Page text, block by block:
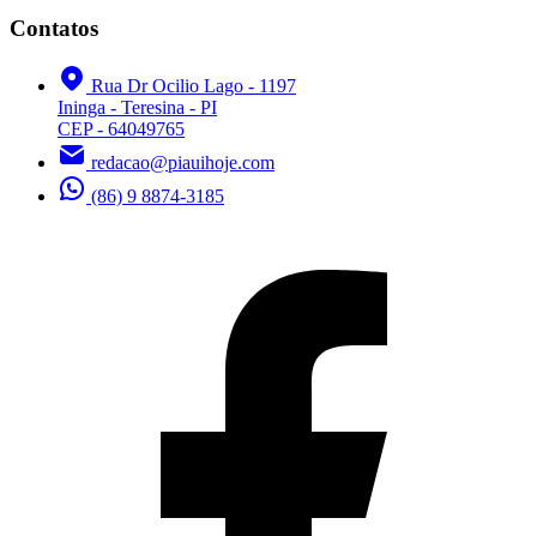
Contatos
Rua Dr Ocilio Lago - 1197
Ininga - Teresina - PI
CEP - 64049765
redacao@piauihoje.com
(86) 9 8874-3185